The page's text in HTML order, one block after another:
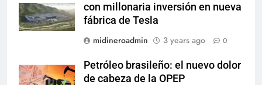
con millonaria inversión en nueva
fábrica de Tesla
midineroadmin
3 years ago 0
Petróleo brasileño: el nuevo dolor
de cabeza de la OPEP